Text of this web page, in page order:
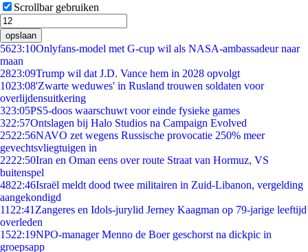
Scrollbar gebruiken
opslaan
5623:10Onlyfans-model met G-cup wil als NASA-ambassadeur naar
maan
2823:09Trump wil dat J.D. Vance hem in 2028 opvolgt
1023:08'Zwarte weduwes' in Rusland trouwen soldaten voor
overlijdensuitkering
323:05PS5-doos waarschuwt voor einde fysieke games
322:57Ontslagen bij Halo Studios na Campaign Evolved
2522:56NAVO zet wegens Russische provocatie 250% meer
gevechtsvliegtuigen in
2222:50Iran en Oman eens over route Straat van Hormuz, VS
buitenspel
4822:46Israël meldt dood twee militairen in Zuid-Libanon, vergelding
aangekondigd
11 22:41 Zangeres en Idols-jurylid Jerney Kaagman op 79-jarige leeftijd
overleden
1522:19NPO-manager Menno de Boer geschorst na dickpic in
groepsapp